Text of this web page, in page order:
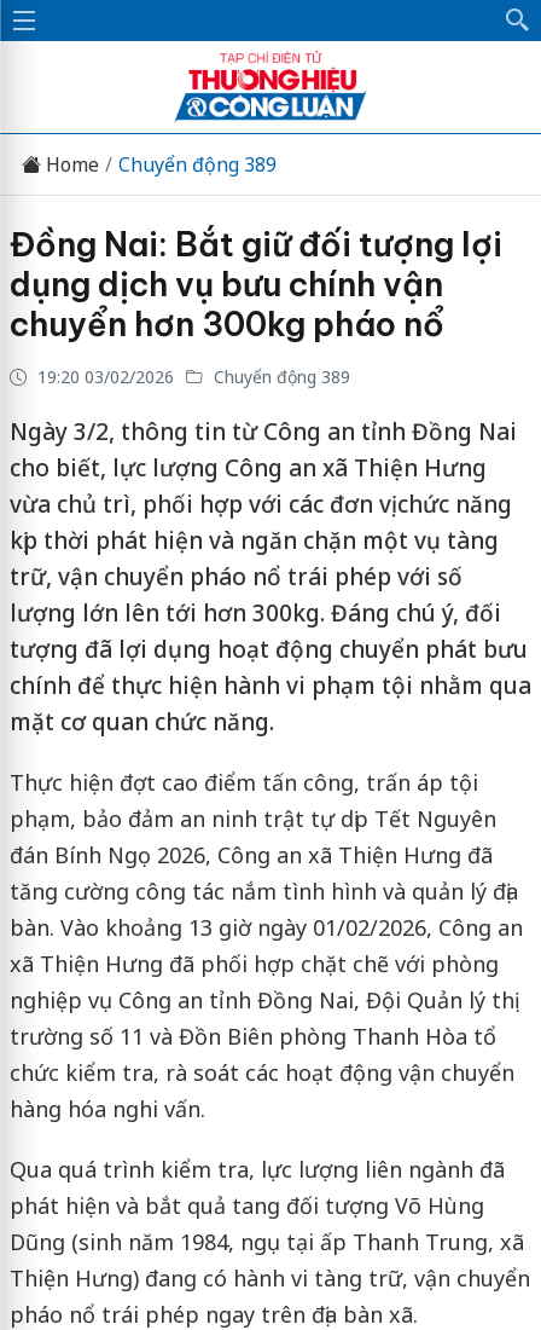
Home Chuyển động 389
Đồng Nai: Bắt giữ đối tượng lợi
dụng dịch vụ bưu chính vận
chuyển hơn 300kg pháo nổ
19:20 03/02/2026 Chuyển động 389
Ngày 3/2, thông tin từ Công an tỉnh Đồng Nai
cho biết, lực lượng Công an xã Thiện Hưng
vừa chủ trì, phối hợp với các đơn vị chức năng
kịp thời phát hiện và ngăn chặn một vụ tàng
trữ, vận chuyển pháo nổ trái phép với số
lượng lớn lên tới hơn 300kg. Đáng chú ý, đối
tượng đã lợi dụng hoạt động chuyển phát bưu
chính để thực hiện hành vi phạm tội nhằm qua
mặt cơ quan chức năng.
Thực hiện đợt cao điểm tấn công, trấn áp tội
phạm, bảo đảm an ninh trật tự dịp Tết Nguyên
đán Bính Ngọ 2026, Công an xã Thiện Hưng đã
tăng cường công tác nắm tình hình và quản lý địa
bàn. Vào khoảng 13 giờ ngày 01/02/2026, Công an
xã Thiện Hưng đã phối hợp chặt chẽ với phòng
nghiệp vụ Công an tỉnh Đồng Nai, Đội Quản lý thị
trường số 11 và Đồn Biên phòng Thanh Hòa tổ
chức kiểm tra, rà soát các hoạt động vận chuyển
hàng hóa nghi vấn.
Qua quá trình kiểm tra, lực lượng liên ngành đã
phát hiện và bắt quả tang đối tượng Võ Hùng
Dũng (sinh năm 1984, ngụ tại ấp Thanh Trung, xã
Thiện Hưng) đang có hành vi tàng trữ, vận chuyển
pháo nổ trái phép ngay trên địa bàn xã.